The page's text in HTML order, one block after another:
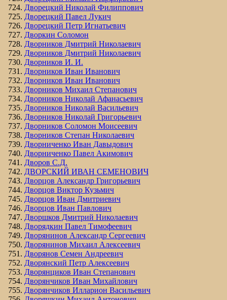
Дворецкий Николай Филиппович
Дворецкий Павел Лукич
Дворецкий Петр Игнатьевич
Дворкин Соломон
Дворников Дмитрий Николаевич
Дворников Дмитрий Николаевич
Дворников И. И.
Дворников Иван Иванович
Дворников Иван Иванович
Дворников Михаил Степанович
Дворников Николай Афанасьевич
Дворников Николай Васильевич
Дворников Николай Григорьевич
Дворников Соломон Моисеевич
Дворников Степан Николаевич
Дворниченко Иван Давыдович
Дворниченко Павел Акимович
Дворов С.Д.
ДВОРСКИЙ ИВАН СЕМЕНОВИЧ
Дворцов Александр Григорьевич
Дворцов Виктор Кузьмич
Дворцов Иван Дмитриевич
Дворцов Иван Павлович
Дворшков Дмитрий Николаевич
Дворядкин Павел Тимофеевич
Дворянинов Александр Сергеевич
Дворянинов Михаил Алексеевич
Дворянов Семен Андреевич
Дворянский Петр Алексеевич
Дворянциков Иван Степанович
Дворянчиков Иван Михайлович
Дворянчиков Илларион Васильевич